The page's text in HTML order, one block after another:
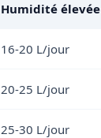
Humidité élevée
16-20 L/jour
20-25 L/jour
25-30 L/jour